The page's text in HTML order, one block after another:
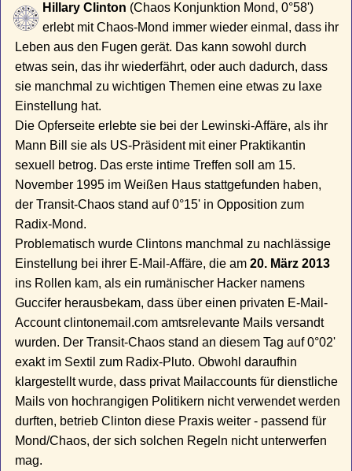
Hillary Clinton (Chaos Konjunktion Mond, 0°58')
erlebt mit Chaos-Mond immer wieder einmal, dass ihr
Leben aus den Fugen gerät. Das kann sowohl durch
etwas sein, das ihr wiederfährt, oder auch dadurch, dass
sie manchmal zu wichtigen Themen eine etwas zu laxe
Einstellung hat.
Die Opferseite erlebte sie bei der Lewinski-Affäre, als ihr
Mann Bill sie als US-Präsident mit einer Praktikantin
sexuell betrog. Das erste intime Treffen soll am 15.
November 1995 im Weißen Haus stattgefunden haben,
der Transit-Chaos stand auf 0°15' in Opposition zum
Radix-Mond.
Problematisch wurde Clintons manchmal zu nachlässige
Einstellung bei ihrer E-Mail-Affäre, die am20. März 2013
ins Rollen kam, als ein rumänischer Hacker namens
Guccifer herausbekam, dass über einen privaten E-Mail-
Account clintonemail.com amtsrelevante Mails versandt
wurden. Der Transit-Chaos stand an diesem Tag auf 0°02'
exakt im Sextil zum Radix-Pluto. Obwohl daraufhin
klargestellt wurde, dass privat Mailaccounts für dienstliche
Mails von hochrangigen Politikern nicht verwendet werden
durften, betrieb Clinton diese Praxis weiter - passend für
Mond/Chaos, der sich solchen Regeln nicht unterwerfen
mag.